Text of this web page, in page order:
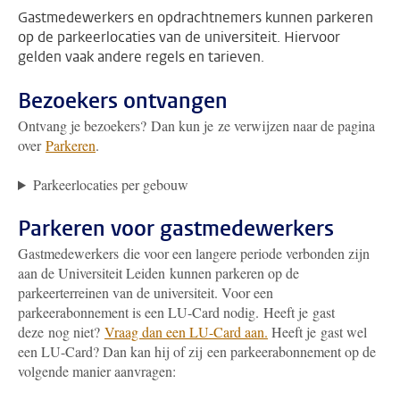
Gastmedewerkers en opdrachtnemers kunnen parkeren
op de parkeerlocaties van de universiteit. Hiervoor
gelden vaak andere regels en tarieven.
Bezoekers ontvangen
Ontvang je bezoekers? Dan kun je ze verwijzen naar de pagina
overParkeren.
Parkeerlocaties per gebouw
Parkeren voor gastmedewerkers
Gastmedewerkers die voor een langere periode verbonden zijn
aan de Universiteit Leiden kunnen parkeren op de
parkeerterreinen van de universiteit. Voor een
parkeerabonnement is een LU-Card nodig. Heeft je gast
deze nog niet? Vraag dan een LU-Card aan. Heeft je gast wel
een LU-Card? Dan kan hij of zij een parkeerabonnement op de
volgende manier aanvragen: